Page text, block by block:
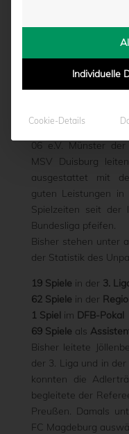
DUISBURG
vonMarcel
im Breisgau wird
06 e.V. Münster
MSV Duisburg
ausgestattet mit
guten Leistungen
Spielzeiten seit der
Bundesliga pfeifen.
Bisher stehen unter
der Statistik des
19 Spiele in der 3.
62 Spiele in der
1 Spiel im DFB-Pokal
69 Spiele als
Bisher leitete
der 3. Liga und in
konnten die
begleitete der
Preußen. Damals
FC Magdeburg
Individuelle
Cookie-Details